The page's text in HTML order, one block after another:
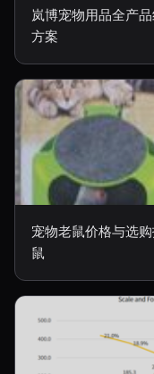
岚博宠物用品全产
方案
宠物老鼠价格与选
鼠